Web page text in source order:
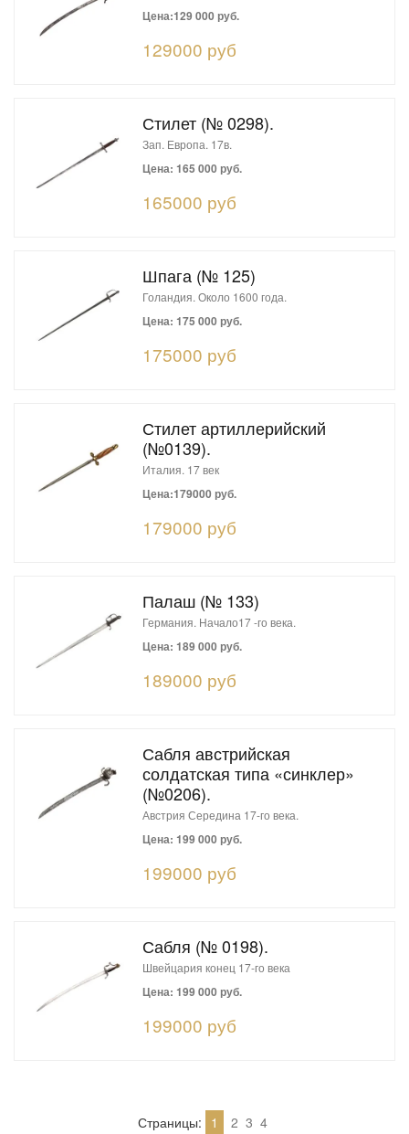
Цена:129 000 руб.
129000 руб
Стилет (№ 0298).
Зап. Европа. 17в.
Цена: 165 000 руб.
165000 руб
Шпага (№ 125)
Голандия. Около 1600 года.
Цена: 175 000 руб.
175000 руб
Стилет артиллерийский
(№0139).
Италия. 17 век
Цена:179000 руб.
179000 руб
Палаш (№ 133)
Германия. Начало17 -го века.
Цена: 189 000 руб.
189000 руб
Сабля австрийская
солдатская типа «синклер»
(№0206).
Австрия Середина 17-го века.
Цена: 199 000 руб.
199000 руб
Сабля (№ 0198).
Швейцария конец 17-го века
Цена: 199 000 руб.
199000 руб
Страницы: 1 2 3 4